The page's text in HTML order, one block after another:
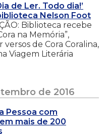
de Ler. Todo dia!’
Nelson Foot
Biblioteca recebe
na Memória”,
de Cora Coralina,
Viagem Literária
de 2016
Pessoa com
mais de 200